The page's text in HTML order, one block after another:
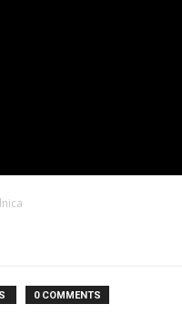
0 COMMENTS